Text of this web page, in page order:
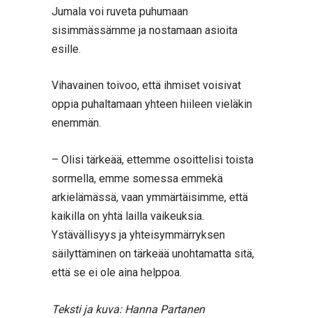
Jumala voi ruveta puhumaan
sisimmässämme ja nostamaan asioita
esille.
Vihavainen toivoo, että ihmiset voisivat
oppia puhaltamaan yhteen hiileen vieläkin
enemmän.
– Olisi tärkeää, ettemme osoittelisi toista
sormella, emme somessa emmekä
arkielämässä, vaan ymmärtäisimme, että
kaikilla on yhtä lailla vaikeuksia.
Ystävällisyys ja yhteisymmärryksen
säilyttäminen on tärkeää unohtamatta sitä,
että se ei ole aina helppoa.
Teksti ja kuva: Hanna Partanen